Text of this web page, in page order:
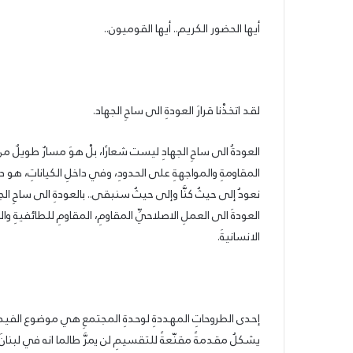
أيها الحضور الكريم.. أيها القوميون..
لقد اتخذْنا قرارَ العودةِ الى ساحِ الجهاد.
العودةُ الى ساحِ الجهادِ ليست شعارًا، بلْ هوَ مسارٌ
المقاومةِ والمواجهةِ على الحدودِ، وفي داخلِ الكياناتِ،
نعودُ إلى حيثُ كنَّا وإلى حيثُ سنبقى.. بالعودةِ الى ساحِ
العودةَ الى العملِ الاصلاحيِّ المقاومِ، المقاومِ
الانسانيةَ.
إحدى الطروحاتِ المهددةِ لوحدةِ المجتمعِ هي موضوع
يشكلُ مقدمةً مقنّعةً للتقسيمِ لن يمرَّ طالما انه في